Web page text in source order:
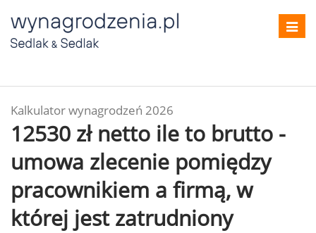
Kalkulator wynagrodzeń 2026
12530 zł netto ile to brutto -
umowa zlecenie pomiędzy
pracownikiem a firmą, w
której jest zatrudniony